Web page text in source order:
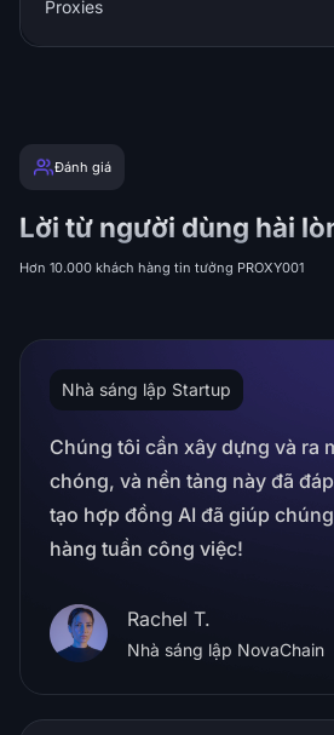
Proxies
Đánh giá
Lời từ người dùng hài
Hơn 10.000 khách hàng tin tưởng PROXY001
Nhà sáng lập Startup
Chúng tôi cần xây dựng và ra
chóng, và nền tảng này đã
tạo hợp đồng AI đã giúp
hàng tuần công việc!
Rachel T.
Nhà sáng lập NovaChain